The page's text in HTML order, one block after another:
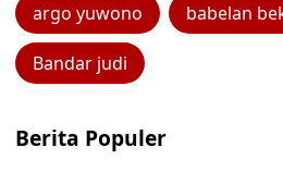
argo yuwono babelan
Bandar judi
Berita Populer